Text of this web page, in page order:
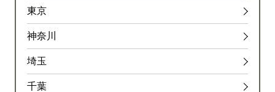
東京
神奈川
埼玉
千葉